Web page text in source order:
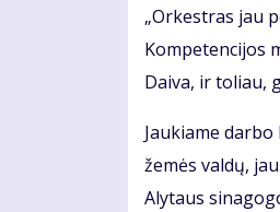
„Orkestras jau
Kompetencijos
Daiva, ir toliau,
Jaukiame
žemės valdų,
Alytaus